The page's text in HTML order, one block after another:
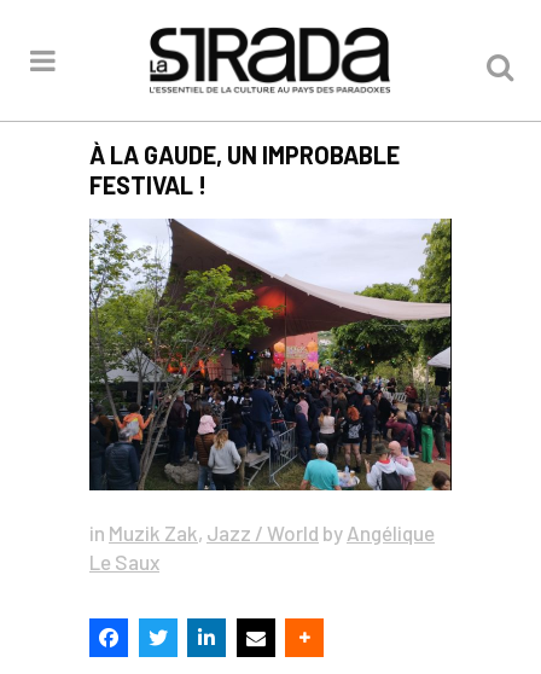
À LA GAUDE, UN IMPROBABLE
FESTIVAL !
in Muzik Zak, Jazz / World by Angélique
Le Saux